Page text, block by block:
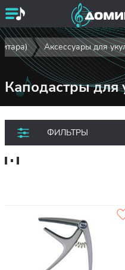
Аксессуары для
Каподастры для
ФИЛЬТРЫ